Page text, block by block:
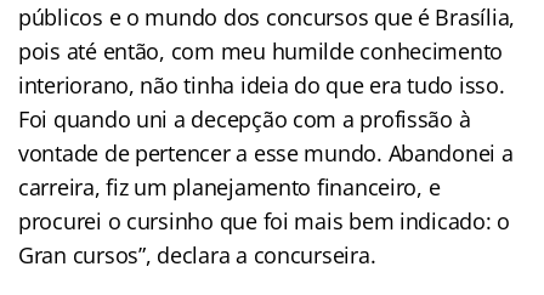
públicos e o mundo dos concursos que é Brasília,
pois até então, com meu humilde conhecimento
interiorano, não tinha ideia do que era tudo isso.
Foi quando uni a decepção com a profissão à
vontade de pertencer a esse mundo. Abandonei a
carreira, fiz um planejamento financeiro, e
procurei o cursinho que foi mais bem indicado: o
Gran cursos”, declara a concurseira.